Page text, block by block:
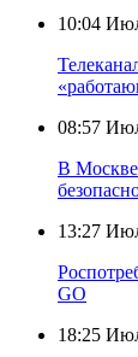
10:04
08:57
В Москве
13:27
GO
18:25